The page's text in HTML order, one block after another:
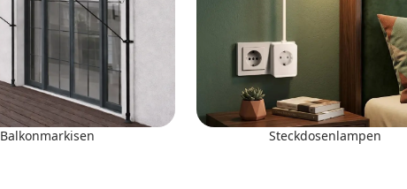
Balkonmarkisen Steckdosenlampen